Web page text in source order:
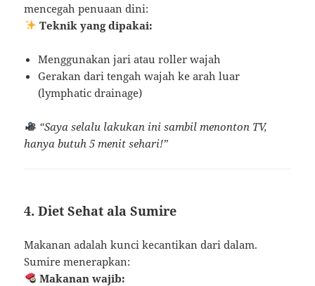
mencegah penuaan dini:
Teknik yang dipakai:
Menggunakan jari atau roller wajah
Gerakan dari tengah wajah ke arah luar
(lymphatic drainage)
“Saya selalu lakukan ini sambil menonton TV,
hanya butuh 5 menit sehari!”
4. Diet Sehat ala Sumire
Makanan adalah kunci kecantikan dari dalam.
Sumire menerapkan:
Makanan wajib: